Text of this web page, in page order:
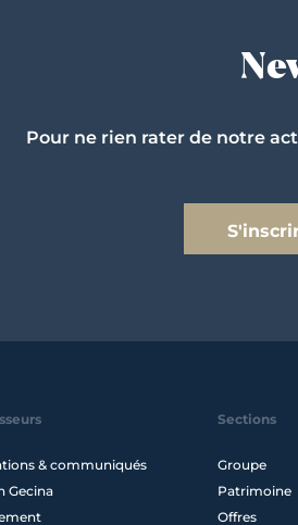
Pour ne rien rater de notre
& communiqués
Gecina
Sections
Groupe
Patrimoine
Offres